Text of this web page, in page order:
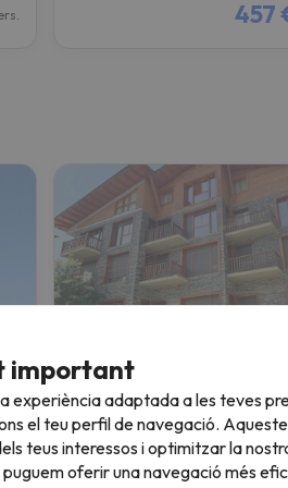
457
Apartaments Solineu
La Molina
8.4499 opinions
25/12/26 a 27/12/26(2 nits)
important
experiència adaptada a les teves
el teu perfil de navegació.
teus interessos i optimitzar la
oferir una navegació més